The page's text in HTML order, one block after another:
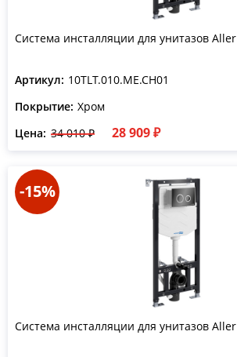
Система инсталляции для унитазов Aller
Артикул: 10TLT.010.ME.CH01
Покрытие: Хром
Цена: 34 010 ₽ 28 909 ₽
-15%
Система инсталляции для унитазов Aller